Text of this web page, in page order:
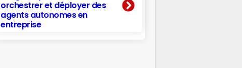
orchestrer et déployer des
agents autonomes en
entreprise